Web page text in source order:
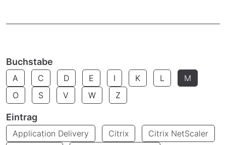
Buchstabe
A C D E I K L
M
O
S V W Z
Eintrag
Application Delivery Citrix
Citrix NetScaler